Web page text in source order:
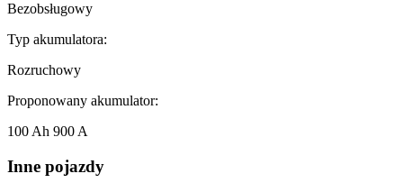
Bezobsługowy
Typ akumulatora:
Rozruchowy
Proponowany akumulator:
100 Ah 900 A
Inne pojazdy